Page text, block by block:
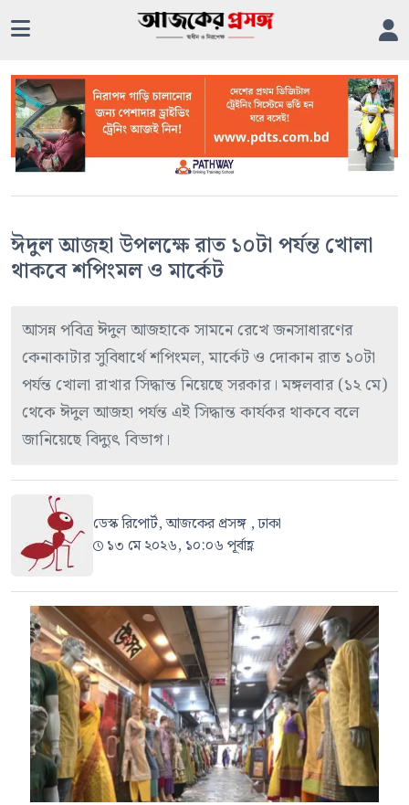
ঈদুল আজহা উপলক্ষে রাত ১০টা পর্যন্ত খোলা
থাকবে শপিংমল ও মার্কেট
আসন্ন পবিত্র ঈদুল আজহাকে সামনে রেখে জনসাধারণের
কেনাকাটার সুবিধার্থে শপিংমল, মার্কেট ও দোকান রাত ১০টা
পর্যন্ত খোলা রাখার সিদ্ধান্ত নিয়েছে সরকার। মঙ্গলবার (১২ মে)
থেকে ঈদুল আজহা পর্যন্ত এই সিদ্ধান্ত কার্যকর থাকবে বলে
জানিয়েছে বিদ্যুৎ বিভাগ।
ডেস্ক রিপোর্ট, আজকের প্রসঙ্গ , ঢাকা
১৩ মে ২০২৬, ১০:০৬ পূর্বাহ্ণ